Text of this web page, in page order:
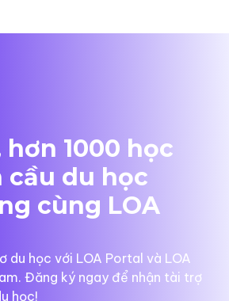
1000 học
cầu du học
cùng LOA
du học với LOA Portal và LOA
Đăng ký ngay để nhận tài trợ
học!